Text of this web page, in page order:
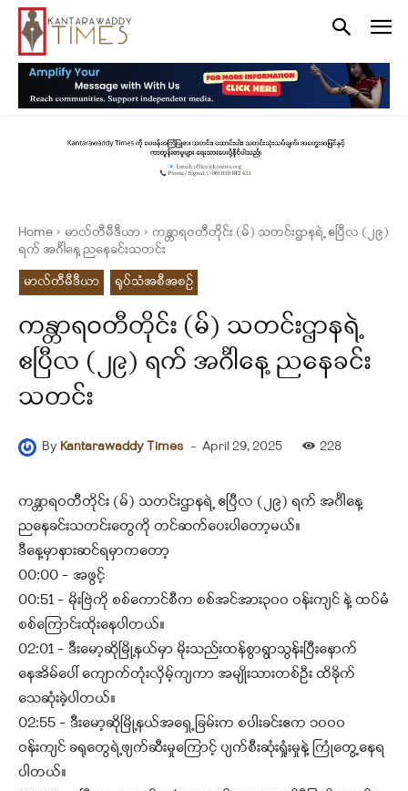
Home မာလ်တီမီဒီယာ
ကန္တာရဝတီတိုင်း (မ်) သတင်းဌာနရဲ့ ဧပြီလ (၂၉)
ရက် အင်္ဂါနေ့ ညနေခင်းသတင်း
မာလ်တီမီဒီယာ
ရုပ်သံအစီအစဉ်
ကန္တာရဝတီတိုင်း (မ်) သတင်းဌာနရဲ့
ဧပြီလ (၂၉) ရက် အင်္ဂါနေ့ ညနေခင်း
သတင်း
By Kantarawaddy Times - April 29, 2025 228
ကန္တာရဝတီတိုင်း (မ်) သတင်းဌာနရဲ့ ဧပြီလ (၂၉) ရက် အင်္ဂါနေ့
ညနေခင်းသတင်းတွေကို တင်ဆက်ပေးပါတော့မယ်။
ဒီနေ့မှာနားဆင်ရမှာကတော့
00:00 – အဖွင့်
00:51 – မိုးဗြဲကို စစ်ကောင်စီက စစ်အင်အား၃၀၀ ဝန်းကျင် နဲ့ ထပ်မံ
စစ်ကြောင်းထိုးနေပါတယ်။
02:01 – ဒီးမော့ဆိုမြို့နယ်မှာ မိုးသည်းထန်စွာရွာသွန်းပြီးနောက်
နေအိမ်ပေါ် ကျောက်တုံးလှိမ့်ကျကာ အမျိုးသားတစ်ဦး ထိခိုက်
သေဆုံးခဲ့ပါတယ်။
02:55 – ဒီးမော့ဆိုမြို့နယ်အရှေ့ခြမ်းက စပါးခင်းဧက ၁၀၀၀
ဝန်းကျင် ခရုတွေရဲ့ဖျက်ဆီးမှုကြောင့် ပျက်စီးဆုံးရှုံးမှုနဲ့ ကြုံတွေ့နေရ
ပါတယ်။